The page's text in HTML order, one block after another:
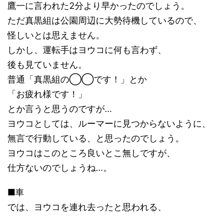
鷹一に言われた2分より早かったのでしょう。
ただ真黒組は公園周辺に大勢待機しているので、
怪しいとは思えません。
しかし、運転手はヨウコに何も言わず、
後も見ていません。
普通「真黒組の◯◯です！」とか
「お疲れ様です！」
とか言うと思うのですが…
ヨウコとしては、ルーマーに見つからないように、
無言で行動している、と思ったのでしょう。
ヨウコはこのところ良いとこ無しですが、
仕方ないのでしょうね…。
■車
では、ヨウコを連れ去ったと思われる、